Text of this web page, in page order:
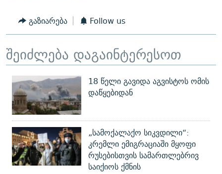
გაზიარება Follow us
შეიძლება დაგაინტერესოთ
18 წელი გავიდა აგვისტოს ომის
დაწყებიდან
„სამოქალაქო სიკვდილი“:
კრემლი ემიგრაციაში მყოფი
რუსებისთვის სამართლებრივ
საიქიოს ქმნის